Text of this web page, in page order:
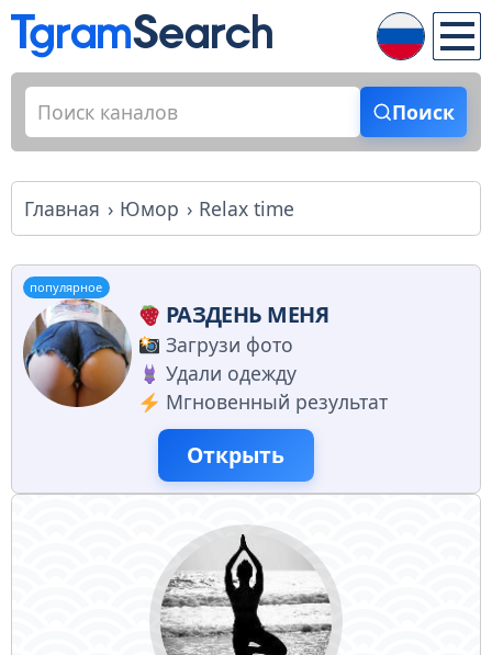
Поиск
Главная Юмор Relax time
популярное
РАЗДЕНЬ МЕНЯ
Загрузи фото
Удали одежду
Мгновенный результат
Открыть